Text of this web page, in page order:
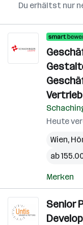
Du erhältst nur
Vertrieb
Heute
Wien,
ab
Merken
Senior